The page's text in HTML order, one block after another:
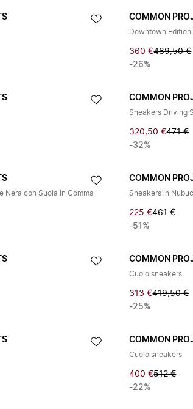
COMMON
Downtown Edition
360 €489,50 €
-26%
COMMON
Sneakers Driving
320,50 €471 €
-32%
Nera con Suola in Gomma
COMMON
Sneakers in
225 €461 €
-51%
COMMON
Cuoio sneakers
313 €419,50 €
-25%
COMMON
Cuoio sneakers
400 €512 €
-22%